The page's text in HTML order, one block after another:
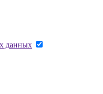
данных